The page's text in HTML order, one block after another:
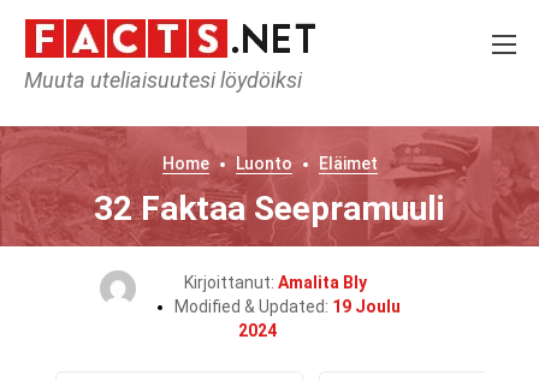
Muuta uteliaisuutesi löydöiksi
Home Luonto Eläimet
32 Faktaa Seepramuuli
Kirjoittanut: Amalita Bly
Modified & Updated: 19 Joulu
2024